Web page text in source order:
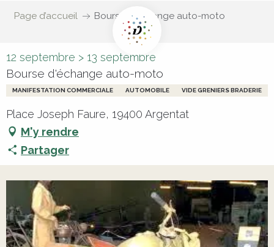
Page d’accueil Bourse d'échange auto-moto
12 septembre > 13 septembre
Bourse d'échange auto-moto
MANIFESTATION COMMERCIALE AUTOMOBILE VIDE GRENIERS BRADERIE
Place Joseph Faure, 19400 Argentat
M'y rendre
Partager